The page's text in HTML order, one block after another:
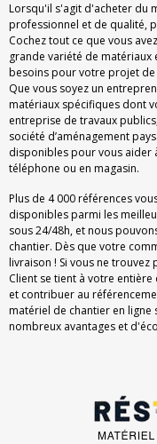
Lorsqu'il s'agit d'acheter du
professionnel et de qualité,
Cochez tout ce que vous
grande variété de
besoins pour votre projet de
Que vous soyez un
matériaux spécifiques dont
entreprise de travaux
société d’aménagement
disponibles pour vous aider
téléphone ou en magasin.
Plus de 4 000 références
disponibles parmi les
sous 24/48h, et nous
chantier. Dès que votre
livraison ! Si vous ne trouvez
Client se tient à votre
et contribuer au
matériel de chantier en ligne
nombreux avantages et